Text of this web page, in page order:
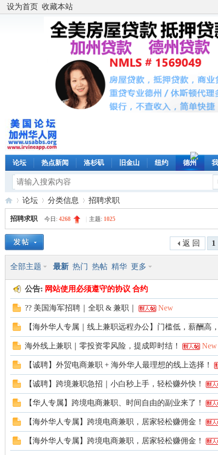
设为首页 收藏本站
论坛 热点新闻 洛杉矶 旧金山 纽约 德州
美
国
»
论坛 分类信息 招聘求职
招聘求职 今日: 4268 主题: 1025
1
返 回
全部主题 最新 热门 热帖 精华 更多
公告: 网站使用 必须遵守的协议 合约
?? 美国海军招聘｜全职 & 兼职｜ New
【海外华人专属｜线上兼职远程办公】门槛低，薪酬高
海外线上兼职｜零投资零风险，提成即时结！ New
【诚聘】外贸电商兼职 + 海外华人最理想的线上选择！
【诚聘】跨境兼职急招｜小白秒上手，轻松赚外快！
【华人专属】跨境电商兼职、时间自由的副业来了！
【海外华人专属】跨境电商兼职，居家轻松赚佣金！
【海外华人专属】跨境电商兼职，居家轻松赚佣金！